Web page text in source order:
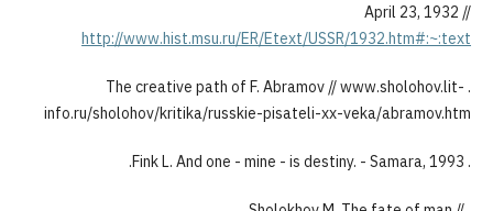
http://www.hist.msu.ru/ER/Etext/USSR/
. The creative path of F. Abramov //
info.ru/sholohov/kritika/russkie-pisateli-xx-veka/